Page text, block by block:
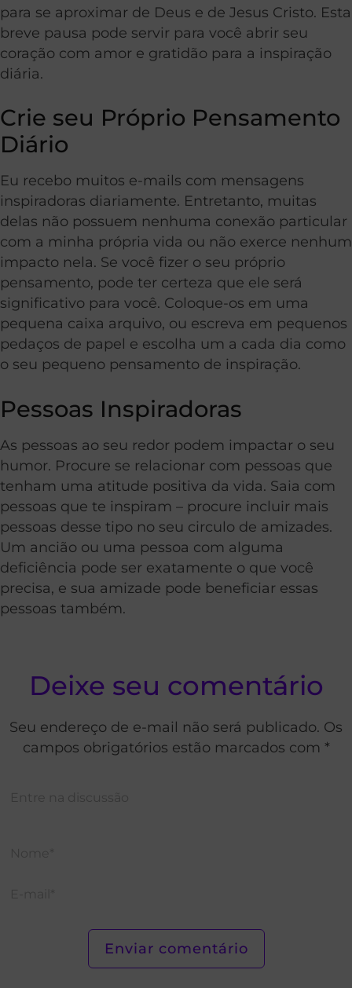
para se aproximar de Deus e de Jesus Cristo. Esta
breve pausa pode servir para você abrir seu
coração com amor e gratidão para a inspiração
diária.
Crie seu Próprio Pensamento
Diário
Eu recebo muitos e-mails com mensagens
inspiradoras diariamente. Entretanto, muitas
delas não possuem nenhuma conexão particular
com a minha própria vida ou não exerce nenhum
impacto nela. Se você fizer o seu próprio
pensamento, pode ter certeza que ele será
significativo para você. Coloque-os em uma
pequena caixa arquivo, ou escreva em pequenos
pedaços de papel e escolha um a cada dia como
o seu pequeno pensamento de inspiração.
Pessoas Inspiradoras
As pessoas ao seu redor podem impactar o seu
humor. Procure se relacionar com pessoas que
tenham uma atitude positiva da vida. Saia com
pessoas que te inspiram – procure incluir mais
pessoas desse tipo no seu circulo de amizades.
Um ancião ou uma pessoa com alguma
deficiência pode ser exatamente o que você
precisa, e sua amizade pode beneficiar essas
pessoas também.
Deixe seu comentário
Seu endereço de e-mail não será publicado. Os
campos obrigatórios estão marcados com *